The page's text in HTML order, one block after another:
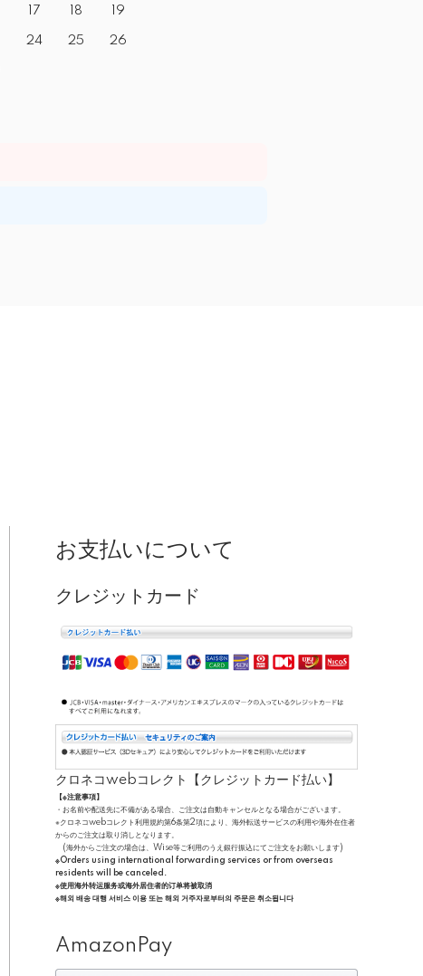
17 18 19
24 25 26
お支払いについて
クレジットカード
クロネコwebコレクト【クレジットカード払い】
【※注意事項】
・お名前や配送先に不備がある場合、ご注文は自動キャンセルとなる場合がございます。
※クロネコwebコレクト利用規約第6条第2項により、海外転送サービスの利用や海外在住者
からのご注文は取り消しとなります。
(海外からご注文の場合は、Wise等ご利用のうえ銀行振込にてご注文をお願いします)
※Orders using international forwarding services or from overseas
residents will be canceled.
※使用海外转运服务或海外居住者的订单将被取消
※해외 배송 대행 서비스 이용 또는 해외 거주자로부터의 주문은 취소됩니다
AmazonPay